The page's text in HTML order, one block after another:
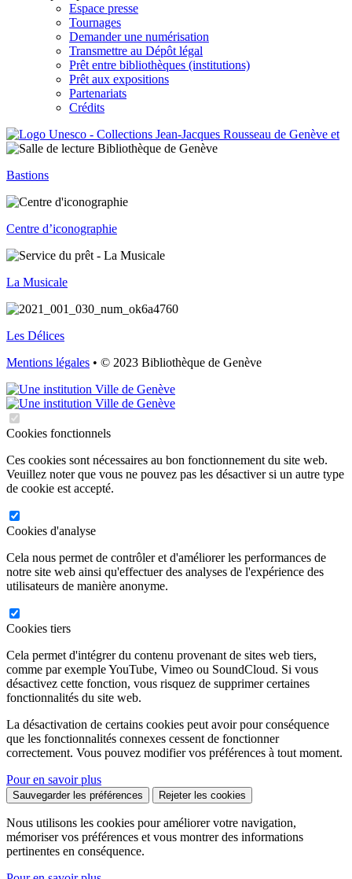
Espace presse
Tournages
Demander une numérisation
Transmettre au Dépôt légal
Prêt entre bibliothèques (institutions)
Prêt aux expositions
Partenariats
Crédits
Bastions
Centre d’iconographie
La Musicale
Les Délices
Mentions légales • © 2023 Bibliothèque de Genève
Cookies fonctionnels
Ces cookies sont nécessaires au bon fonctionnement du site web.
Veuillez noter que vous ne pouvez pas les désactiver si un autre type
de cookie est accepté.
Cookies d'analyse
Cela nous permet de contrôler et d'améliorer les performances de
notre site web ainsi qu'effectuer des analyses de l'expérience des
utilisateurs de manière anonyme.
Cookies tiers
Cela permet d'intégrer du contenu provenant de sites web tiers,
comme par exemple YouTube, Vimeo ou SoundCloud. Si vous
désactivez cette fonction, vous risquez de supprimer certaines
fonctionnalités du site web.
La désactivation de certains cookies peut avoir pour conséquence
que les fonctionnalités connexes cessent de fonctionner
correctement. Vous pouvez modifier vos préférences à tout moment.
Pour en savoir plus
Sauvegarder les préférences Rejeter les cookies
Nous utilisons les cookies pour améliorer votre navigation,
mémoriser vos préférences et vous montrer des informations
pertinentes en conséquence.